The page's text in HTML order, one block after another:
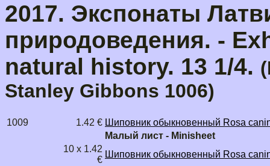
2017. Экспонаты
природоведения. -
natural history. 13 1/4.
Stanley Gibbons 1006)
1009 1.42 € Шиповник обыкновенный Rosa
Малый лист - Minisheet
10 x 1.42
€
Шиповник обыкновенный Rosa